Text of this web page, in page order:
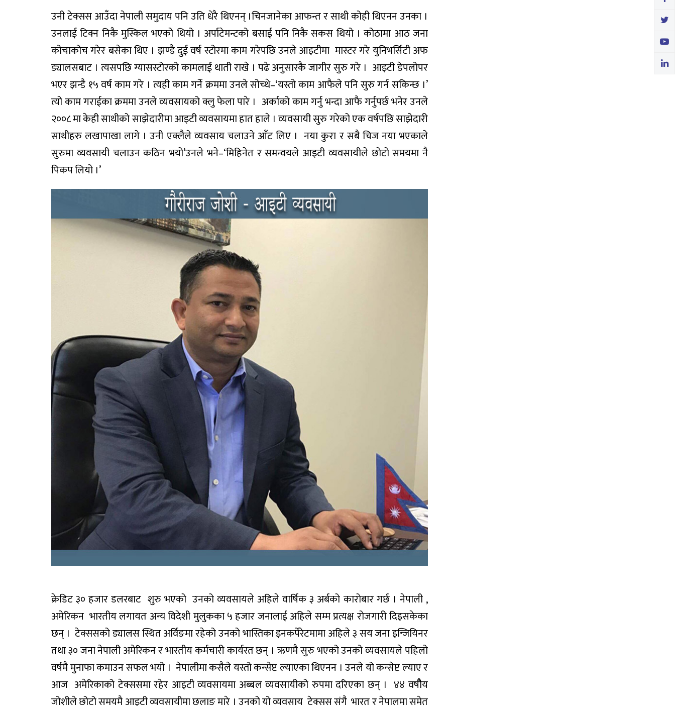
उनी टेक्सस आउँदा नेपाली समुदाय पनि उति धेरै थिएनन् ।चिनजानेका आफन्त र साथी कोही थिएनन उनका ।
उनलाई टिक्न निकै मुस्किल भएको थियो । अर्पाटेमन्टको बसाई पनि निकै सकस थियो । कोठामा आठ जना
कोचाकोच गरेर बसेका थिए । झण्डै दुई वर्ष स्टोरमा काम गरेपछि उनले आइटीमा मास्टर गरे युनिभर्सिटी अफ
ड्यालसबाट । त्यसपछि ग्यासस्टोरको कामलाई थाती राखे । पढे अनुसारकै जागीर सुरु गरे । आइटी डेपलोपर
भएर झन्डै १५ वर्ष काम गरे । त्यही काम गर्ने क्रममा उनले सोच्थे–‘यस्तो काम आफैले पनि सुरु गर्न सकिन्छ ।’
त्यो काम गराईका क्रममा उनले व्यवसायको क्लु फेला पारे । अर्काको काम गर्नु भन्दा आफै गर्नुपर्छ भनेर उनले
२००८ मा केही साथीको साझेदारीमा आइटी व्यवसायमा हात हाले । व्यवसायी सुरु गरेको एक वर्षपछि साझेदारी
साथीहरु लखापाखा लागे । उनी एक्लैले व्यवसाय चलाउने आँट लिए । नया कुरा र सबै चिज नया भएकाले
सुरुमा व्यवसायी चलाउन कठिन भयो’उनले भने–‘मिहिनेत र समन्वयले आइटी व्यवसायीले छोटो समयमा नै
पिकप लियो ।’
क्रेडिट ३० हजार डलरबाट शुरु भएको उनको व्यवसायले अहिले वार्षिक ३ अर्बको कारोबार गर्छ । नेपाली ,
अमेरिकन भारतीय लगायत अन्य विदेशी मुलुकका ५ हजार जनालाई अहिले सम्म प्रत्यक्ष रोजगारी दिइसकेका
छन् । टेक्ससको ड्यालस स्थित अर्विङमा रहेको उनको भास्तिका इनकर्पेरेटमामा अहिले ३ सय जना इन्जियिनर
तथा ३० जना नेपाली अमेरिकन र भारतीय कर्मचारी कार्यरत छन् । ऋणमै सुरु भएको उनको व्यवसायले पहिलो
वर्षमै मुनाफा कमाउन सफल भयो । नेपालीमा कसैले यस्तो कन्सेप्ट ल्याएका थिएनन । उनले यो कन्सेप्ट ल्याए र
आज अमेरिकाको टेक्ससमा रहेर आइटी व्यवसायमा अब्बल व्यवसायीको रुपमा दरिएका छन् । ४४ वषीैय
जोशीले छोटो समयमै आइटी व्यवसायीमा छलाङ मारे । उनको यो व्यवसाय टेक्सस संगै भारत र नेपालमा समेत